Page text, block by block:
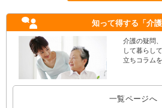
知って得する 「介
介護の疑問
して暮らし
立ちコラム
一覧ページへ